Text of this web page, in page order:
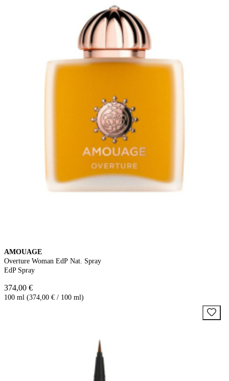
AMOUAGE
Overture Woman EdP Nat. Spray
EdP Spray
374,00 €
100 ml (374,00 € / 100 ml)